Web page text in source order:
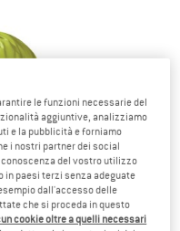
le funzioni necessarie del
aggiuntive, analizziamo
e la pubblicità e forniamo
i nostri partner dei social
del vostro utilizzo
in paesi terzi senza adeguate
dall'accesso delle
che si proceda in questo
cookie oltre a quelli necessari